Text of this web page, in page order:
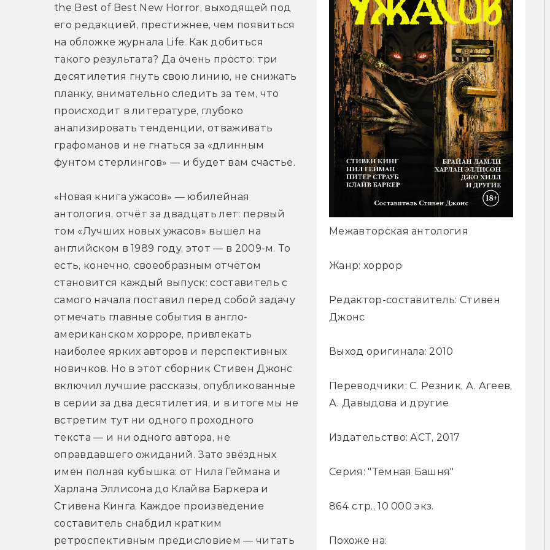
Межавторская антология
Жанр: хоррор
Редактор-составитель: Стивен
Джонс
Выход оригинала: 2010
Переводчики: С. Резник, А. Агеев,
А. Давыдова и другие
Издательство: АСТ, 2017
Серия: "Тёмная Башня"
864 стр., 10 000 экз.
Похоже на:
the Best of Best New Horror, выходящей под
его редакцией, престижнее, чем появиться
на обложке журнала Life. Как добиться
такого результата? Да очень просто: три
десятилетия гнуть свою линию, не снижать
планку, внимательно следить за тем, что
происходит в литературе, глубоко
анализировать тенденции, отваживать
графоманов и не гнаться за «длинным
фунтом стерлингов» — и будет вам счастье.
«Новая книга ужасов» — юбилейная
антология, отчёт за двадцать лет: первый
том «Лучших новых ужасов» вышел на
английском в 1989 году, этот — в 2009-м. То
есть, конечно, своеобразным отчётом
становится каждый выпуск: составитель с
самого начала поставил перед собой задачу
отмечать главные события в англо-
американском хорроре, привлекать
наиболее ярких авторов и перспективных
новичков. Но в этот сборник Стивен Джонс
включил лучшие рассказы, опубликованные
в серии за два десятилетия, и в итоге мы не
встретим тут ни одного проходного
текста — и ни одного автора, не
оправдавшего ожиданий. Зато звёздных
имён полная кубышка: от Нила Геймана и
Харлана Эллисона до Клайва Баркера и
Стивена Кинга. Каждое произведение
составитель снабдил кратким
ретроспективным предисловием — читать